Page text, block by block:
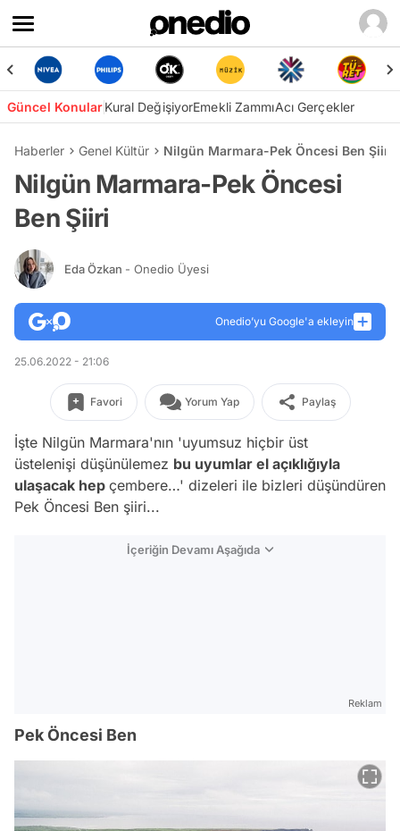
Güncel KonularKural DeğişiyorEmekli ZammıAcı Gerçekler
Haberler Genel Kültür Nilgün Marmara-Pek Öncesi Ben Şiiri
Nilgün Marmara-Pek Öncesi
Ben Şiiri
Eda Özkan - Onedio Üyesi
Onedio’yu Google'a ekleyin
25.06.2022 - 21:06
Favori Yorum Yap Paylaş
İşte Nilgün Marmara'nın 'uyumsuz hiçbir üst
üstelenişi düşünülemez bu uyumlar el açıklığıyla
ulaşacak hep çembere…' dizeleri ile bizleri düşündüren
Pek Öncesi Ben şiiri...
İçeriğin Devamı Aşağıda
Reklam
Pek Öncesi Ben